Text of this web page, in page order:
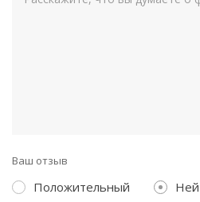
Ваш отзыв
Положительный